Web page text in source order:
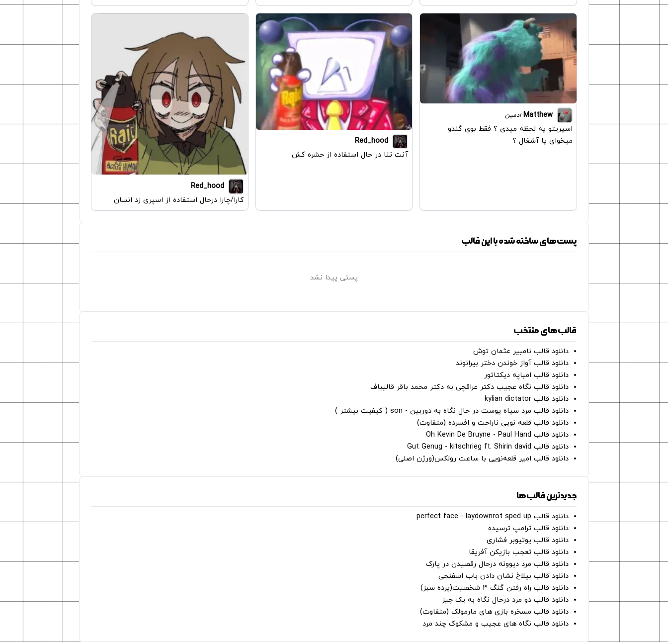
Matthew ادمین
اسپریتو یه لحظه میدی ؟ فقط بوی گندو
میخوای یا آشغال ؟
Red_hood
آنت تنا در حال استفاده از حشره کش
Red_hood
کارا/چارا درحال استفاده از اسپری زد انسان
پست‌های ساخته شده با این قالب
پستی پیدا نشد
قالب‌های منتخب
دانلود قالب نامبیر عثمان ‌توش
دانلود قالب آواز خوندن دختر بیرانوند
دانلود قالب امباپه دیکتاتور
دانلود قالب نگاه عجیب دکتر عراقچی به دکتر محمد باقر قالیباف
دانلود قالب kylian dictator
دانلود قالب مرد سیاه پوست در حال نگاه به دوربین - son ( کیفیت بیشتر )
دانلود قالب قلعه نویی ناراحت و افسرده (متفاوت)
دانلود قالب Oh Kevin De Bruyne - Paul Hand
دانلود قالب Gut Genug - kitschrieg ft. Shirin david
دانلود قالب امیر قلعه‌نویی با ساعت رولکس(ورژن اصلی)
جدیدترین قالب‌ها
دانلود قالب perfect face - laydownrot sped up
دانلود قالب ترامپ ترسیده
دانلود قالب یوتیوبر فشاری
دانلود قالب تعجب بازیکن آفریقا
دانلود قالب مرد دیوونه درحال رقصیدن در پارک
دانلود قالب بیلاخ نشان دادن باب اسفنجی
دانلود قالب راه رفتن گنگ ۳ شخصیت(پرده سبز)
دانلود قالب دو مرد درحال نگاه به یک چیز
دانلود قالب مسخره بازی های مارمولک (متفاوت)
دانلود قالب نگاه های عجیب و مشکوک چند مرد